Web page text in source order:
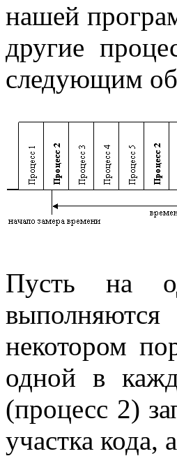
нашей
другие
следующим
Пусть на
некотором
одной в
(процесс 2)
участка кода,